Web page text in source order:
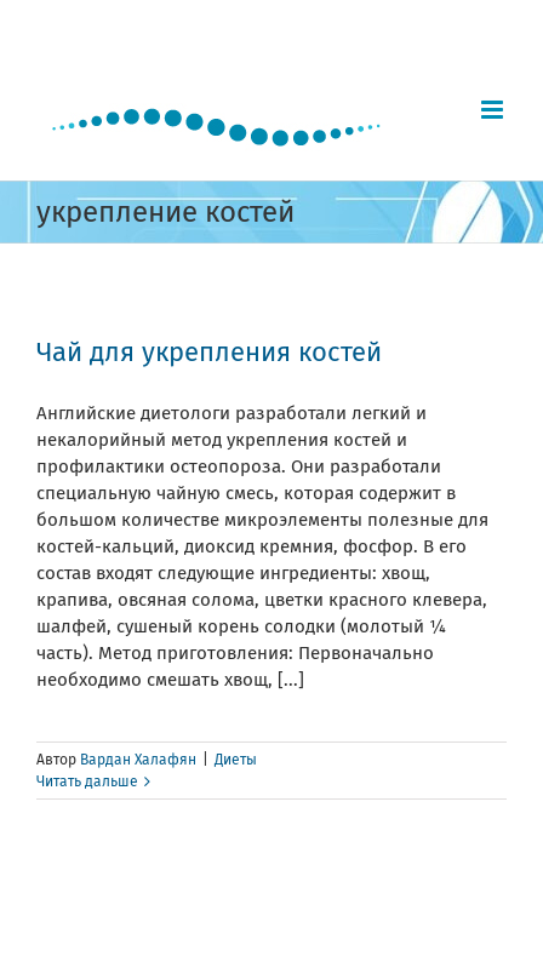
укрепление костей
Чай для укрепления костей
Английские диетологи разработали легкий и
некалорийный метод укрепления костей и
профилактики остеопороза. Они разработали
специальную чайную смесь, которая содержит в
большом количестве микроэлементы полезные для
костей-кальций, диоксид кремния, фосфор. В его
состав входят следующие ингредиенты: хвощ,
крапива, овсяная солома, цветки красного клевера,
шалфей, сушеный корень солодки (молотый ¼
часть). Метод приготовления: Первоначально
необходимо смешать хвощ, [...]
Автор Вардан Халафян
Диеты
Читать дальше